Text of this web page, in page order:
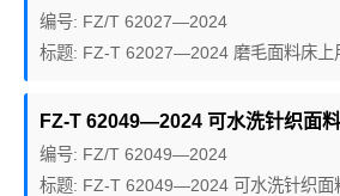
编号: FZ/T 62027—2024
标题: FZ-T 62027—2024 磨毛面料床上
FZ-T 62049—2024 可水洗针织面
编号: FZ/T 62049—2024
标题: FZ-T 62049—2024 可水洗针织面